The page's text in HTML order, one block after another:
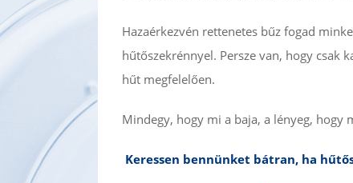
Hazaérkezvén rettenetes bűz fogad
hűtőszekrénnyel. Persze van, hogy csak
hűt megfelelően.
Mindegy, hogy mi a baja, a lényeg, hogy
Keressen bennünket bátran, ha